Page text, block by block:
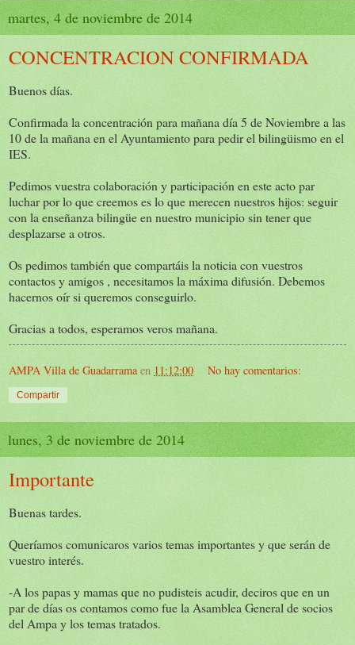
martes, 4 de noviembre de 2014
CONCENTRACION CONFIRMADA
Buenos días.
Confirmada la concentración para mañana día 5 de Noviembre a las
10 de la mañana en el Ayuntamiento para pedir el bilingüismo en el
IES.
Pedimos vuestra colaboración y participación en este acto par
luchar por lo que creemos es lo que merecen nuestros hijos: seguir
con la enseñanza bilingüe en nuestro municipio sin tener que
desplazarse a otros.
Os pedimos también que compartáis la noticia con vuestros
contactos y amigos , necesitamos la máxima difusión. Debemos
hacernos oír si queremos conseguirlo.
Gracias a todos, esperamos veros mañana.
AMPA Villa de Guadarrama en 11:12:00 No hay comentarios:
Compartir
lunes, 3 de noviembre de 2014
Importante
Buenas tardes.
Queríamos comunicaros varios temas importantes y que serán de
vuestro interés.
-A los papas y mamas que no pudisteis acudir, deciros que en un
par de días os contamos como fue la Asamblea General de socios
del Ampa y los temas tratados.